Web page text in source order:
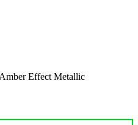
Effect Metallic